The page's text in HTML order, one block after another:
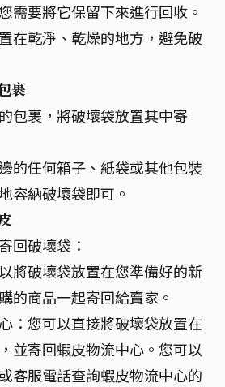
需要將它保留下來進行回收。
在乾淨、乾燥的地方，避免破
裹
包裹，將破壞袋放置其中寄
的任何箱子、紙袋或其他包裝
容納破壞袋即可。
回破壞袋：
將破壞袋放置在您準備好的新
的商品一起寄回給賣家。
：您可以直接將破壞袋放置在
並寄回蝦皮物流中心。您可以
客服電話查詢蝦皮物流中心的